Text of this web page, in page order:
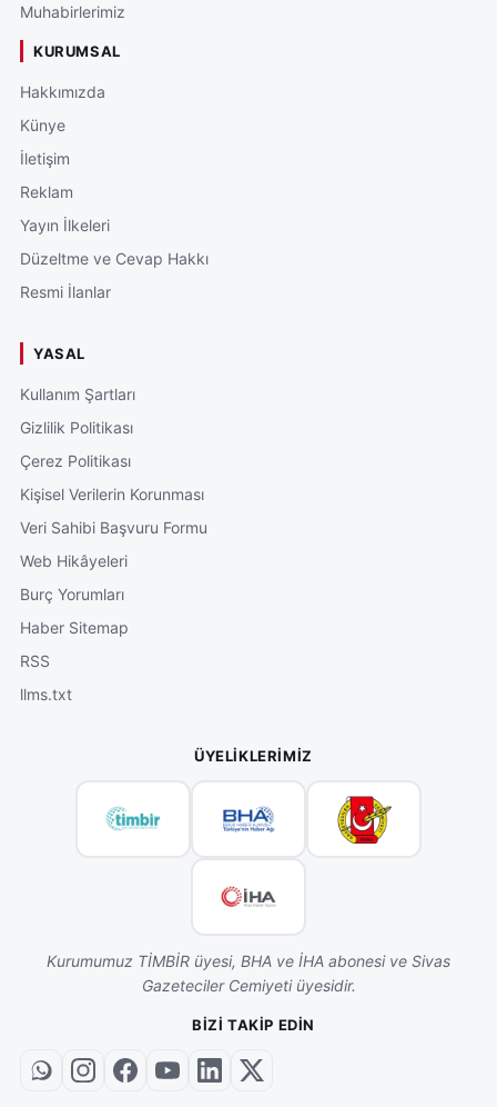
Muhabirlerimiz
KURUMSAL
Hakkımızda
Künye
İletişim
Reklam
Yayın İlkeleri
Düzeltme ve Cevap Hakkı
Resmi İlanlar
YASAL
Kullanım Şartları
Gizlilik Politikası
Çerez Politikası
Kişisel Verilerin Korunması
Veri Sahibi Başvuru Formu
Web Hikâyeleri
Burç Yorumları
Haber Sitemap
RSS
llms.txt
ÜYELIKLERIMIZ
Kurumumuz TİMBİR üyesi, BHA ve İHA abonesi ve Sivas
Gazeteciler Cemiyeti üyesidir.
BIZI TAKIP EDIN